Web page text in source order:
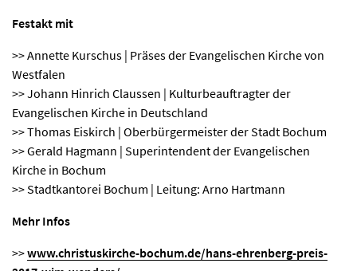
Festakt mit
>> Annette Kurschus | Präses der Evangelischen Kirche von
Westfalen
>> Johann Hinrich Claussen | Kulturbeauftragter der
Evangelischen Kirche in Deutschland
>> Thomas Eiskirch | Oberbürgermeister der Stadt Bochum
>> Gerald Hagmann | Superintendent der Evangelischen
Kirche in Bochum
>> Stadtkantorei Bochum | Leitung: Arno Hartmann
Mehr Infos
>>www.christuskirche-bochum.de/hans-ehrenberg-preis-